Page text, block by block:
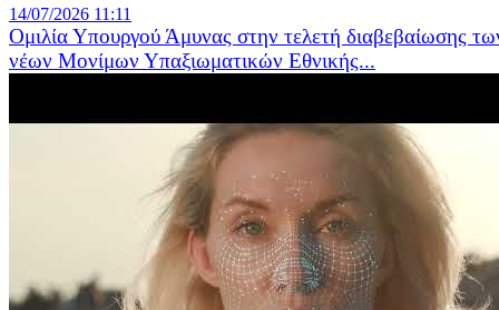
14/07/2026 11:11
Ομιλία Υπουργού Άμυνας στην τελετή διαβεβαίωσης
νέων Μονίμων Υπαξιωματικών Εθνικής...